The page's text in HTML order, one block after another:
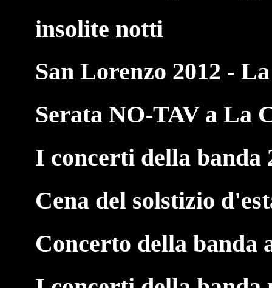
insolite notti
San Lorenzo 2012 -
Serata NO-TAV a La
I concerti della banda
Cena del solstizio
Concerto della banda